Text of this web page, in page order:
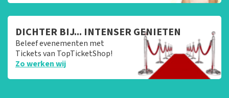
DICHTER BIJ... INTENSER GENIETEN
Beleef evenementen met
Tickets van TopTicketShop!
Zo werken wij